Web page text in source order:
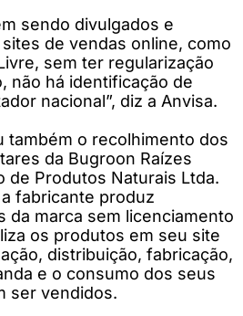
sendo divulgados e
de vendas online, como
sem ter regularização
não há identificação de
nacional”, diz a Anvisa.
também o recolhimento dos
da Bugroon Raízes
de Produtos Naturais Ltda.
fabricante produz
da marca sem licenciamento
os produtos em seu site
distribuição, fabricação,
e o consumo dos seus
ser vendidos.